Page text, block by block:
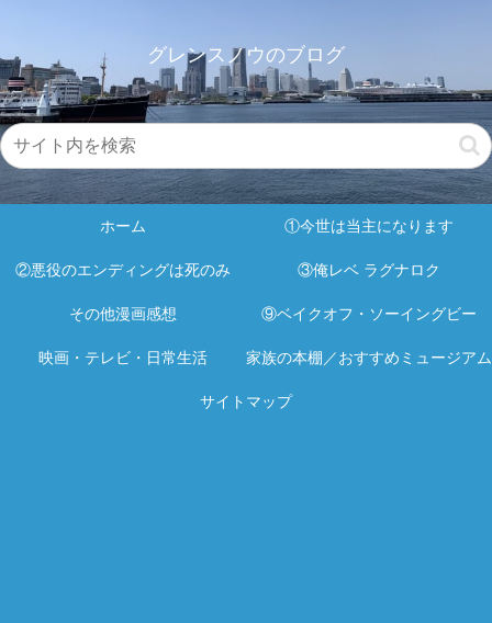
グレンスノウのブログ
ホーム ①今世は当主になります
②悪役のエンディングは死のみ ③俺レベ ラグナロク
その他漫画感想 ⑨ベイクオフ・ソーイングビー
映画・テレビ・日常生活 家族の本棚／おすすめミュージアム
サイトマップ